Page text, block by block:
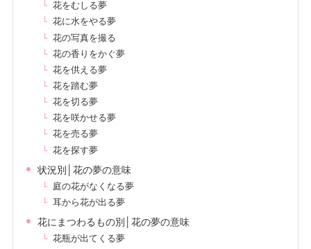
花をむしる夢
花に水をやる夢
花の写真を撮る
花の香りをかぐ夢
花を供える夢
花を踏む夢
花を切る夢
花を咲かせる夢
花を売る夢
花を探す夢
状況別│花の夢の意味
庭の花がなくなる夢
耳から花が出る夢
花にまつわるもの別│花の夢の意味
花瓶が出てくる夢